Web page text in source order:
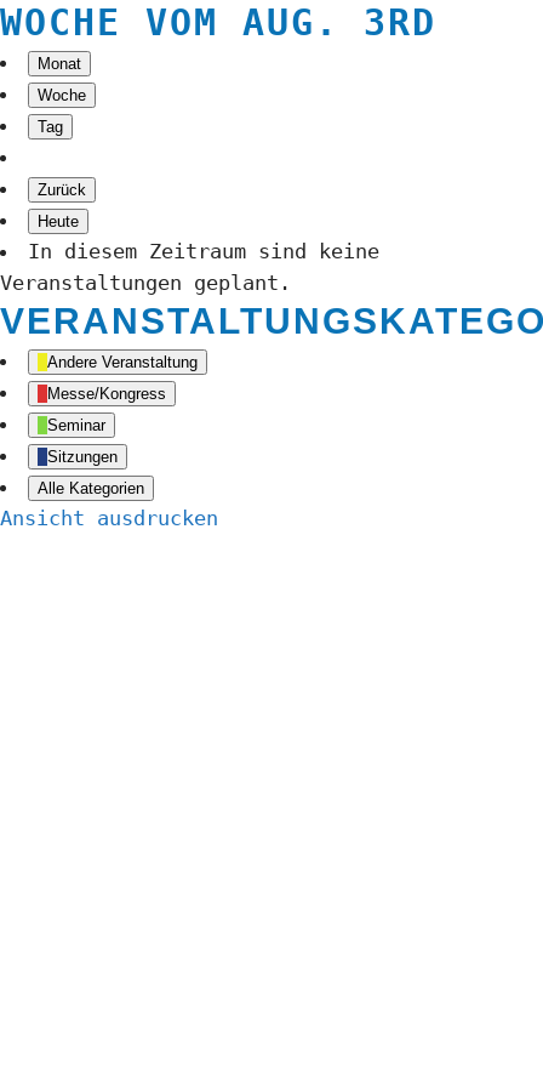
WOCHE VOM AUG. 3RD
Monat
Woche
Tag
Zurück
Heute
In diesem Zeitraum sind keine
Veranstaltungen geplant.
Andere Veranstaltung
Messe/Kongress
Seminar
Sitzungen
Alle Kategorien
Ansicht ausdrucken